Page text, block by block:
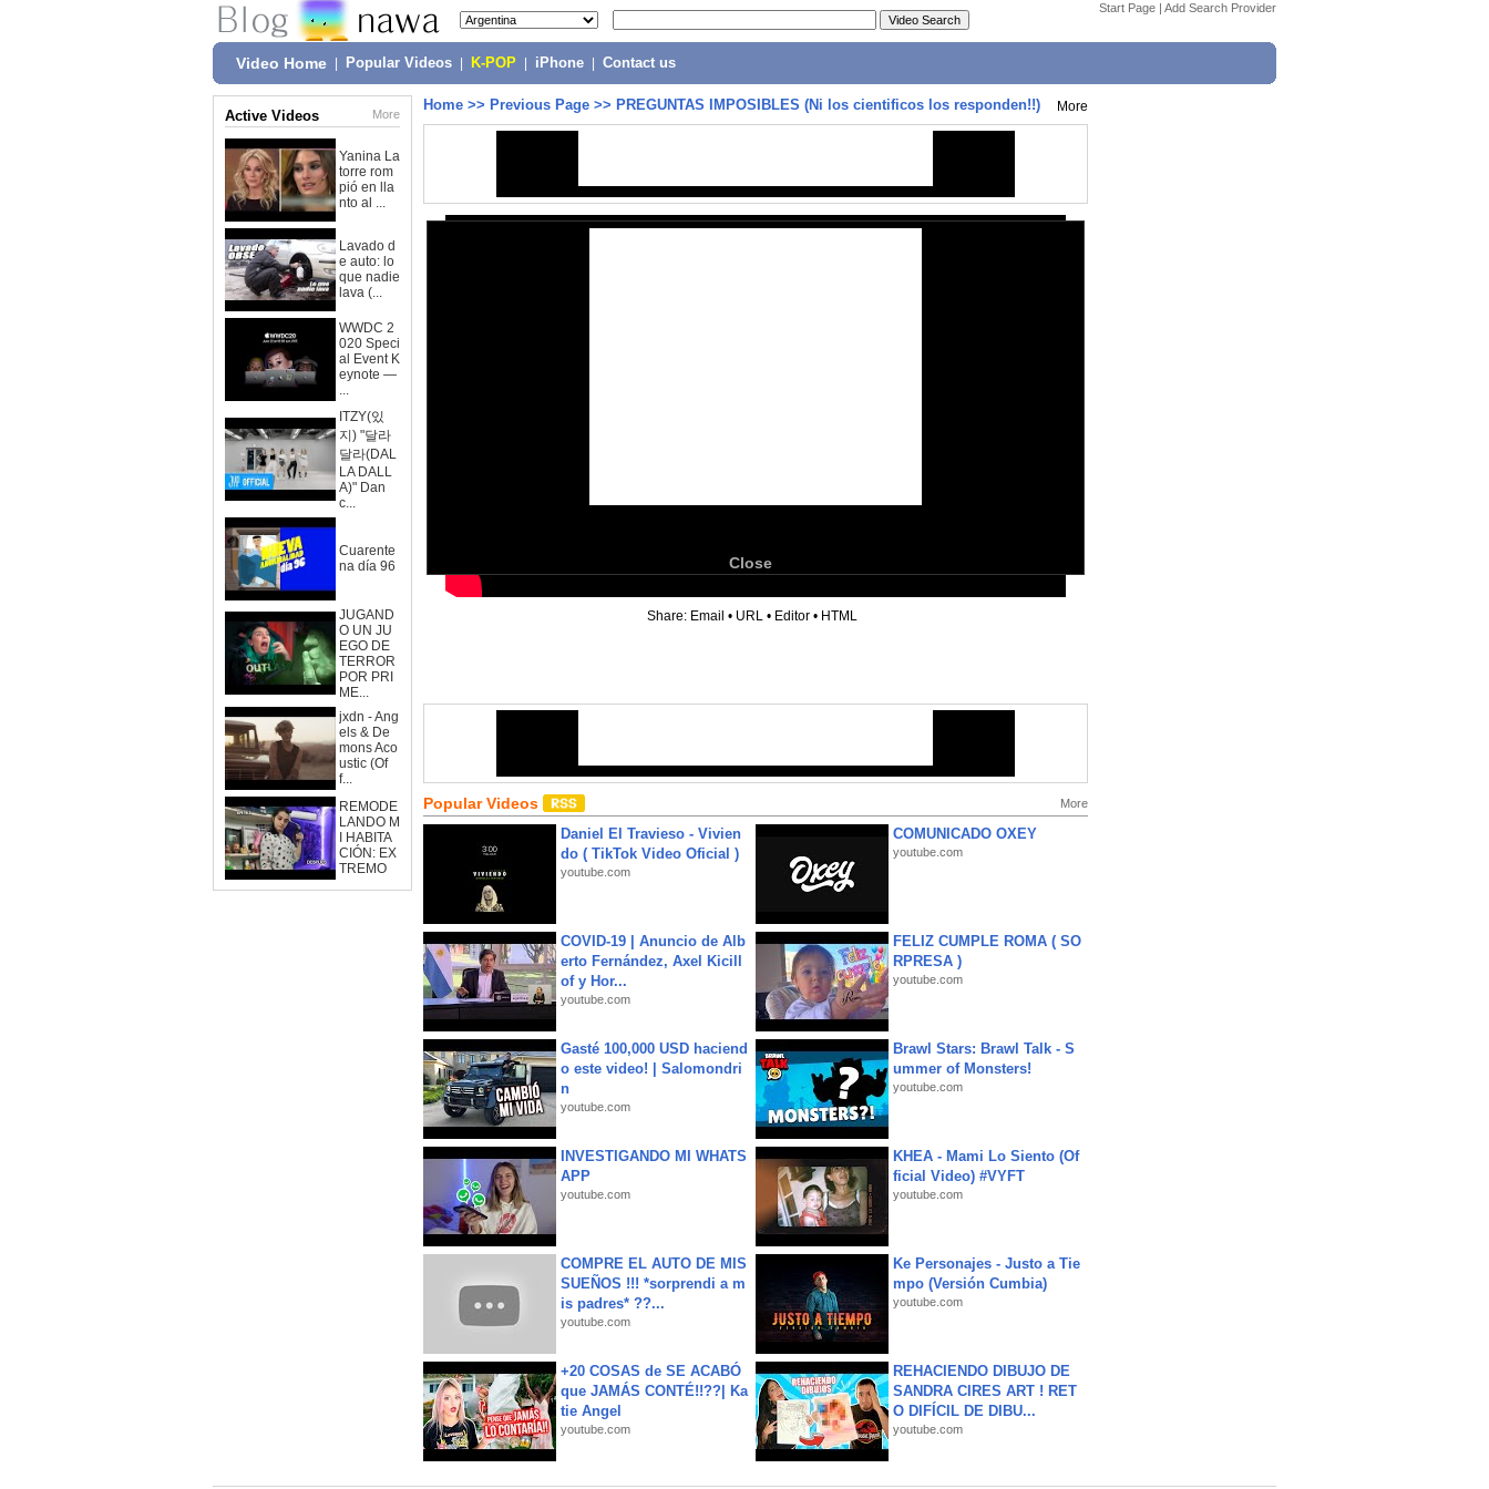
Start Page | Add Search Provider
Video Home Popular Videos K-POP iPhone Contact us
Active Videos More
Yanina La
torre rom
pió en lla
nto al ...
Lavado d
e auto: lo
que nadie
lava (...
WWDC 2
020 Speci
al Event K
eynote —
...
ITZY(있
지) "달라
달라(DAL
LA DALL
A)" Dan
c...
Cuarente
na día 96
JUGAND
O UN JU
EGO DE
TERROR
POR PRI
ME...
jxdn - Ang
els & De
mons Aco
ustic (Of
f...
REMODE
LANDO M
I HABITA
CIÓN: EX
TREMO
Home >> Previous Page >> PREGUNTAS IMPOSIBLES (Ni los cientificos los responden!!) More
Close
Share: Email • URL • Editor • HTML
Popular Videos More
Daniel El Travieso - Vivien
do ( TikTok Video Oficial )
youtube.com
COMUNICADO OXEY
youtube.com
COVID-19 | Anuncio de Alb
erto Fernández, Axel Kicill
of y Hor...
youtube.com
FELIZ CUMPLE ROMA ( SO
RPRESA )
youtube.com
Gasté 100,000 USD haciend
o este video! | Salomondri
n
youtube.com
Brawl Stars: Brawl Talk - S
ummer of Monsters!
youtube.com
INVESTIGANDO MI WHATS
APP
youtube.com
KHEA - Mami Lo Siento (Of
ficial Video) #VYFT
youtube.com
COMPRE EL AUTO DE MIS
SUEÑOS !!! *sorprendi a m
is padres* ??...
youtube.com
Ke Personajes - Justo a Tie
mpo (Versión Cumbia)
youtube.com
+20 COSAS de SE ACABÓ
que JAMÁS CONTÉ!!??| Ka
tie Angel
youtube.com
REHACIENDO DIBUJO DE
SANDRA CIRES ART ! RET
O DIFÍCIL DE DIBU...
youtube.com